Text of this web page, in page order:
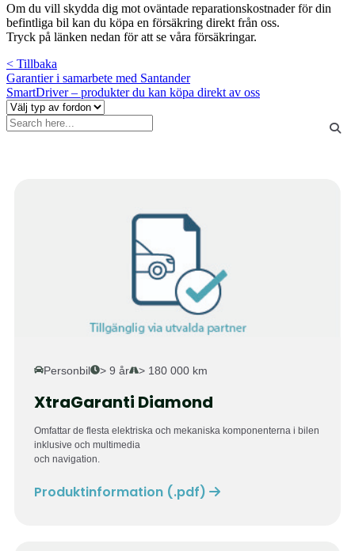
Om du vill skydda dig mot oväntade reparationskostnader för din
befintliga bil kan du köpa en försäkring direkt från oss.
Tryck på länken nedan för att se våra försäkringar.
< Tillbaka
Garantier i samarbete med Santander
SmartDriver – produkter du kan köpa direkt av oss
Personbil > 9 år > 180 000 km
XtraGaranti Diamond
Omfattar de flesta elektriska och mekaniska komponenterna i bilen
inklusive och multimedia
och navigation.
Produktinformation (.pdf)